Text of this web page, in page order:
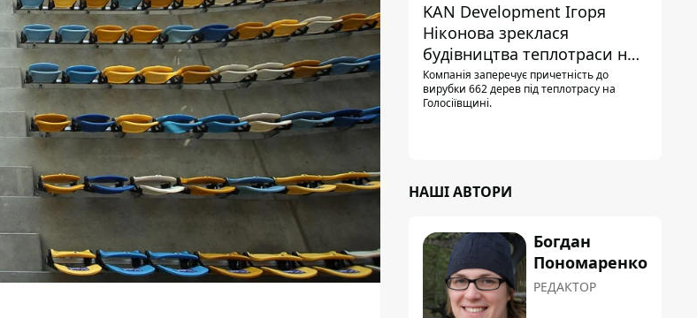
KAN Development Ігоря
Ніконова зреклася
будівництва теплотраси на
Теремках
Компанія заперечує причетність до
вирубки 662 дерев під теплотрасу на
Голосіївщині.
НАШІ АВТОРИ
Богдан
Пономаренко
РЕДАКТОР